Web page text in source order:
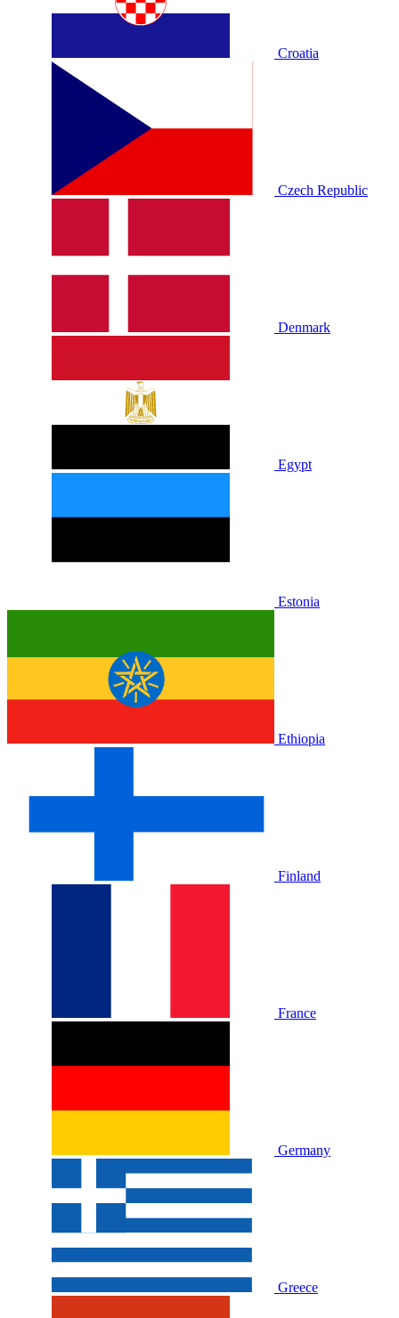
Croatia
Czech Republic
Denmark
Egypt
Estonia
Ethiopia
Finland
France
Germany
Greece